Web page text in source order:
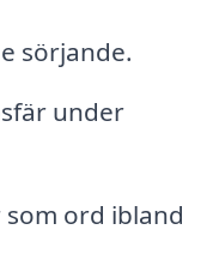
sörjande.
under
ord ibland